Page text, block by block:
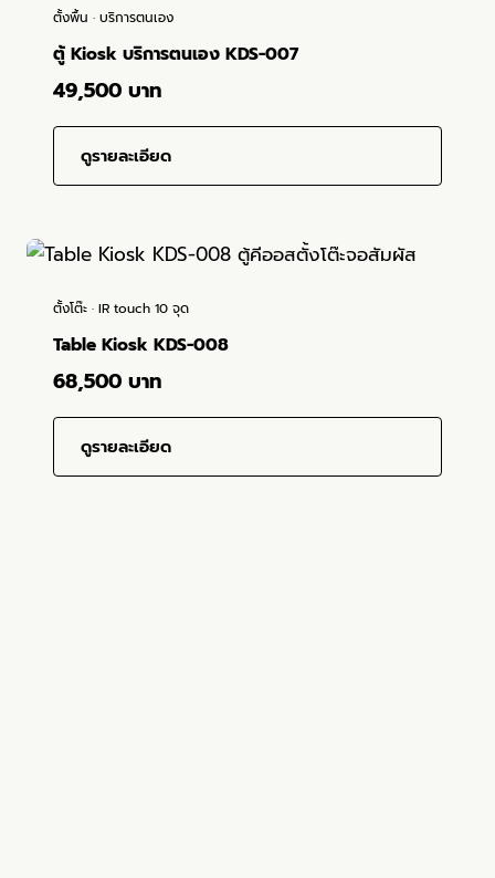
ตั้งพื้น · บริการตนเอง
ตู้ Kiosk บริการตนเอง KDS-007
49,500 บาท
ดูรายละเอียด
ตั้งโต๊ะ · IR touch 10 จุด
Table Kiosk KDS-008
68,500 บาท
ดูรายละเอียด